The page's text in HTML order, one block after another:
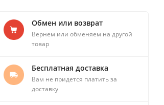
Обмен или возврат
Вернем или обменяем на другой
товар
Бесплатная доставка
Вам не придется платить за
доставку